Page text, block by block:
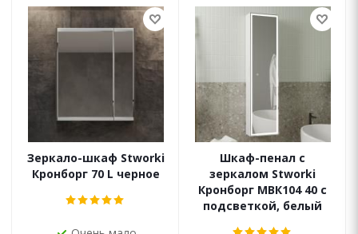
Зеркало-шкаф Stworki
Кронборг 70 L черное
Шкаф-пенал с
зеркалом Stworki
Кронборг МВК104 40 с
подсветкой, белый